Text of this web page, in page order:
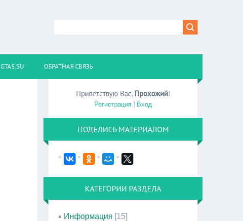
GTA5.SU ОБРАТНАЯ СВЯЗЬ
Приветствую Вас, Прохожий!
Регистрация| Вход
ПОДЕЛИСЬ МАТЕРИАЛОМ
КАТЕГОРИИ РАЗДЕЛА
Информация [15]